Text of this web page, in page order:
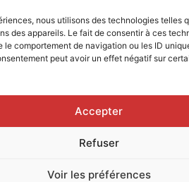
nous utilisons des technologies telles
des appareils. Le fait de consentir à ces
le comportement de navigation ou les ID
peut avoir un effet négatif sur
Accepter
Refuser
Voir les préférences